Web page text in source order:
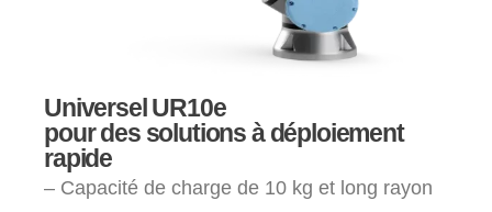
Universel UR10e
pour des solutions à déploiement
rapide
– Capacité de charge de 10 kg et long rayon